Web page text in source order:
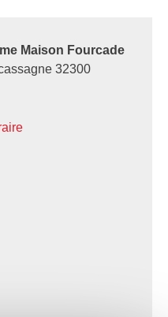
Maison Fourcade
32300